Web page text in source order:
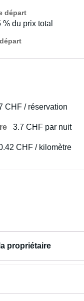
départ
du prix total
CHF / réservation
3.7 CHF par nuit
CHF / kilomètre
propriétaire